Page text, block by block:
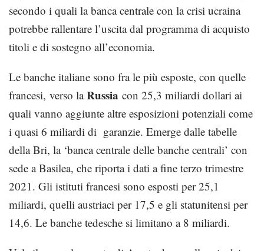
secondo i quali la banca centrale con la crisi ucraina
potrebbe rallentare l’uscita dal programma di acquisto
titoli e di sostegno all’economia.
Le banche italiane sono fra le più esposte, con quelle
francesi, verso laRussia con 25,3 miliardi dollari ai
quali vanno aggiunte altre esposizioni potenziali come
i quasi 6 miliardi di garanzie. Emerge dalle tabelle
della Bri, la ‘banca centrale delle banche centrali’ con
sede a Basilea, che riporta i dati a fine terzo trimestre
2021. Gli istituti francesi sono esposti per 25,1
miliardi, quelli austriaci per 17,5 e gli statunitensi per
14,6. Le banche tedesche si limitano a 8 miliardi.